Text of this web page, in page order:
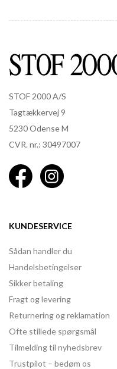
STOF 2000 A/S
Tagtækkervej 9
5230 Odense M
CVR. nr.: 30497007
KUNDESERVICE
Sådan handler du
Handelsbetingelser
Sikker betaling
Fragt og levering
Returnering og reklamation
Ofte stillede spørgsmål
Tilmelding til nyhedsbrev
Trustpilot – bedøm os